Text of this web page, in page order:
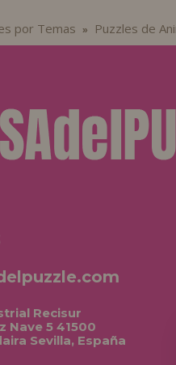
por Temas » Puzzles de
Recisur
Nave 5 41500
Sevilla, España